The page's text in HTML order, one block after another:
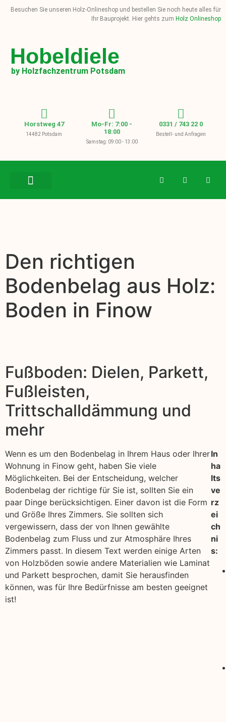
Besuchen Sie unseren Holz-Onlineshop und bestellen Sie noch heute alles für
Ihr Bauprojekt. Hier gehts zum Holz Onlineshop
Hobeldiele
by Holzfachzentrum Potsdam
Horstweg 47
14482 Potsdam
Mo-Fr: 7:00 -
18:00
Samstag: 09:00 - 13:00
0331 / 743 22 0
Bestell- und Anfragen
Den richtigen
Bodenbelag aus Holz:
Boden in Finow
Fußboden: Dielen, Parkett,
Fußleisten,
Trittschalldämmung und
mehr
Wenn es um den Bodenbelag in Ihrem Haus oder Ihrer
Wohnung in Finow geht, haben Sie viele
Möglichkeiten. Bei der Entscheidung, welcher
Bodenbelag der richtige für Sie ist, sollten Sie ein
paar Dinge berücksichtigen. Einer davon ist die Form
und Größe Ihres Zimmers. Sie sollten sich
vergewissern, dass der von Ihnen gewählte
Bodenbelag zum Fluss und zur Atmosphäre Ihres
Zimmers passt. In diesem Text werden einige Arten
von Holzböden sowie andere Materialien wie Laminat
und Parkett besprochen, damit Sie herausfinden
können, was für Ihre Bedürfnisse am besten geeignet
ist!
In
ha
lts
ve
rz
ei
ch
ni
s: